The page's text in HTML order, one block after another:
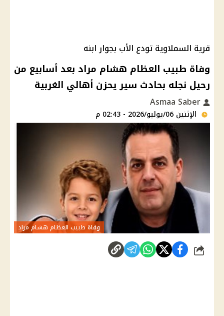
قرية السملاوية تودع الأب بجوار ابنه
وفاة طبيب العظام هشام مراد بعد أسابيع من
رحيل نجله بحادث سير يحزن أهالي الغربية
الإثنين 06/يوليو/2026 - 02:43 م
وفاة طبيب العظام هشام مراد
شارك